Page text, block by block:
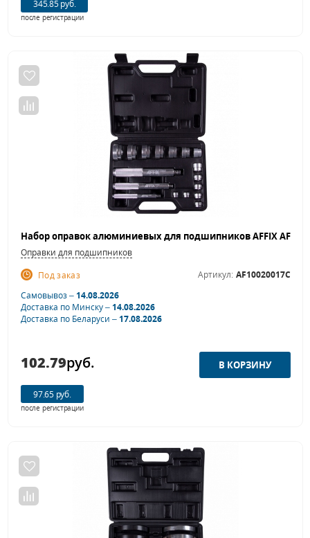
345.85 руб.
после регистрации
Оправки для подшипников
Под заказ
Артикул: AF10020017C
Самовывоз –14.08.2026
Доставка по Минску –14.08.2026
Доставка по Беларуси –17.08.2026
102.79руб.
97.65 руб.
после регистрации